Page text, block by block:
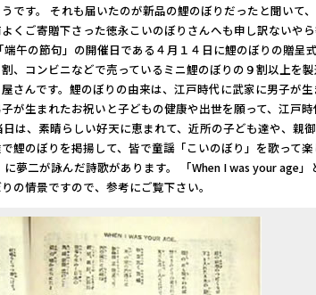
です。 それも届いたのが新品の鯉のぼりだったと聞いて
くご寄贈下さった徳永こいのぼりさんへも申し訳ないや
午の節句」の開催日である４月１４日に鯉のぼりの贈呈
、コンビニなどで売っているミニ鯉のぼりの９割以上を
さんです。鯉のぼりの由来は、江戸時代に武家に男子が
が生まれたお祝いと子どもの健康や出世を願って、江戸
は、素晴らしい好天に恵まれて、近所の子ども達や、親
鯉のぼりを掲揚して、皆で童謡「こいのぼり」を歌って
夢二が詠んだ詩歌があります。 「When I was your age
の情景ですので、参考にご覧下さい。